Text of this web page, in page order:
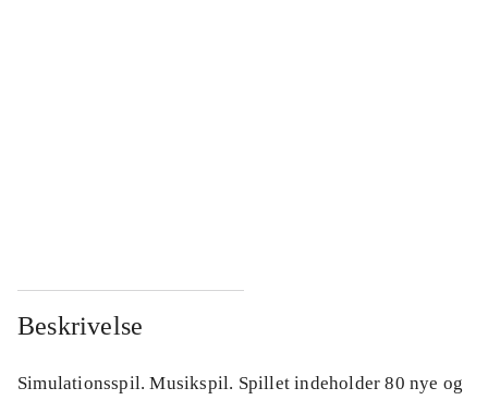
Beskrivelse
Simulationsspil. Musikspil. Spillet indeholder 80 nye og